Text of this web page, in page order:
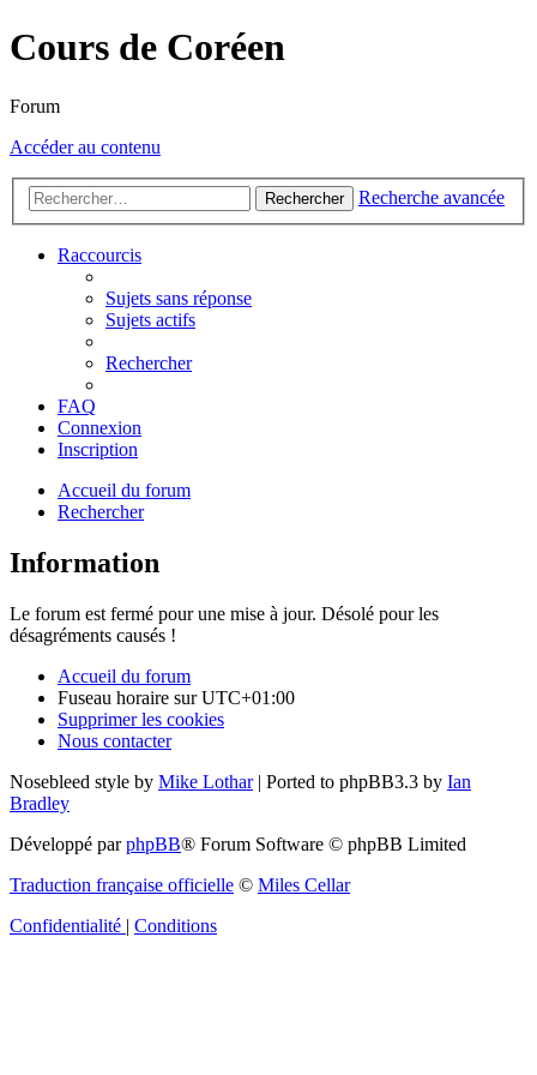
Cours de Coréen
Forum
Accéder au contenu
Rechercher Recherche avancée
Raccourcis
Sujets sans réponse
Sujets actifs
Rechercher
FAQ
Connexion
Inscription
Accueil du forum
Rechercher
Information
Le forum est fermé pour une mise à jour. Désolé pour les
désagréments causés !
Accueil du forum
Fuseau horaire surUTC+01:00
Supprimer les cookies
Nous contacter
Nosebleed style by Mike Lothar| Ported to phpBB3.3 by Ian
Bradley
Développé parphpBB® Forum Software © phpBB Limited
Traduction française officielle © Miles Cellar
Confidentialité | Conditions